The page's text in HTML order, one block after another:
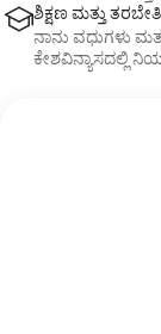
ಶಿಕ್ಷಣ ಮತ್ತು ತರಬೇತಿ
ನಾನು ವಧುಗಳು
ಕೇಶವಿನ್ಯಾಸದಲ್ಲಿ